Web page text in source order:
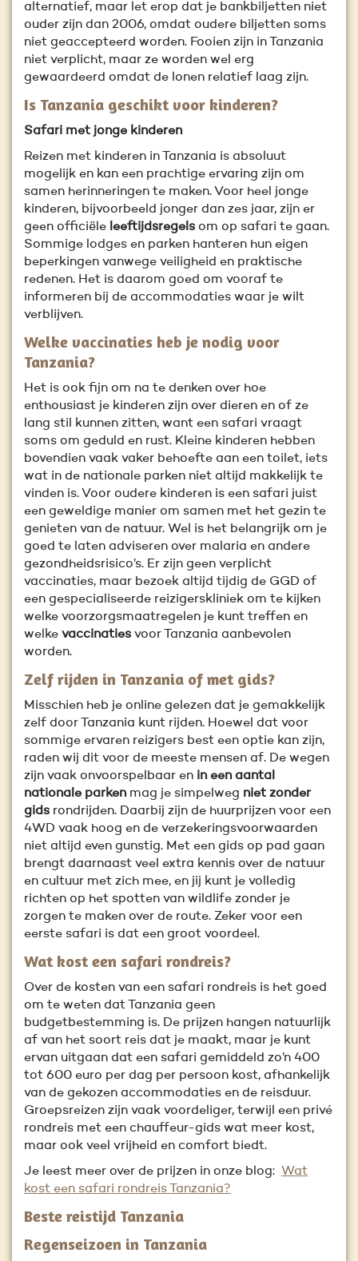
alternatief, maar let erop dat je bankbiljetten niet
ouder zijn dan 2006, omdat oudere biljetten soms
niet geaccepteerd worden. Fooien zijn in Tanzania
niet verplicht, maar ze worden wel erg
gewaardeerd omdat de lonen relatief laag zijn.
Is Tanzania geschikt voor kinderen?
Safari met jonge kinderen
Reizen met kinderen in Tanzania is absoluut
mogelijk en kan een prachtige ervaring zijn om
samen herinneringen te maken. Voor heel jonge
kinderen, bijvoorbeeld jonger dan zes jaar, zijn er
geen officiële leeftijdsregels om op safari te gaan.
Sommige lodges en parken hanteren hun eigen
beperkingen vanwege veiligheid en praktische
redenen. Het is daarom goed om vooraf te
informeren bij de accommodaties waar je wilt
verblijven.
Welke vaccinaties heb je nodig voor
Tanzania?
Het is ook fijn om na te denken over hoe
enthousiast je kinderen zijn over dieren en of ze
lang stil kunnen zitten, want een safari vraagt
soms om geduld en rust. Kleine kinderen hebben
bovendien vaak vaker behoefte aan een toilet, iets
wat in de nationale parken niet altijd makkelijk te
vinden is. Voor oudere kinderen is een safari juist
een geweldige manier om samen met het gezin te
genieten van de natuur. Wel is het belangrijk om je
goed te laten adviseren over malaria en andere
gezondheidsrisico’s. Er zijn geen verplicht
vaccinaties, maar bezoek altijd tijdig de GGD of
een gespecialiseerde reizigerskliniek om te kijken
welke voorzorgsmaatregelen je kunt treffen en
welke vaccinaties voor Tanzania aanbevolen
worden.
Zelf rijden in Tanzania of met gids?
Misschien heb je online gelezen dat je gemakkelijk
zelf door Tanzania kunt rijden. Hoewel dat voor
sommige ervaren reizigers best een optie kan zijn,
raden wij dit voor de meeste mensen af. De wegen
zijn vaak onvoorspelbaar en in een aantal
nationale parkenmag je simpelweg niet zonder
gids rondrijden. Daarbij zijn de huurprijzen voor een
4WD vaak hoog en de verzekeringsvoorwaarden
niet altijd even gunstig. Met een gids op pad gaan
brengt daarnaast veel extra kennis over de natuur
en cultuur met zich mee, en jij kunt je volledig
richten op het spotten van wildlife zonder je
zorgen te maken over de route. Zeker voor een
eerste safari is dat een groot voordeel.
Wat kost een safari rondreis?
Over de kosten van een safari rondreis is het goed
om te weten dat Tanzania geen
budgetbestemming is. De prijzen hangen natuurlijk
af van het soort reis dat je maakt, maar je kunt
ervan uitgaan dat een safari gemiddeld zo’n 400
tot 600 euro per dag per persoon kost, afhankelijk
van de gekozen accommodaties en de reisduur.
Groepsreizen zijn vaak voordeliger, terwijl een privé
rondreis met een chauffeur-gids wat meer kost,
maar ook veel vrijheid en comfort biedt.
Je leest meer over de prijzen in onze blog: Wat
kost een safari rondreis Tanzania?
Beste reistijd Tanzania
Regenseizoen in Tanzania